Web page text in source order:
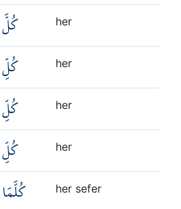
كُلَّ her
كُلِّ her
كُلِّ her
كُلِّ her
كُلَّمَا her sefer